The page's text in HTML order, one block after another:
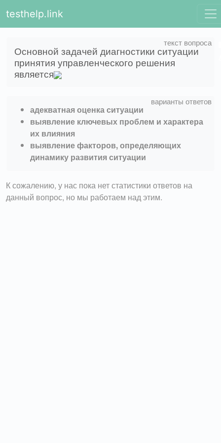
testhelp.link
Основной задачей диагностики ситуации
принятия управленческого решения
является
адекватная оценка ситуации
выявление ключевых проблем и характера
их влияния
выявление факторов, определяющих
динамику развития ситуации
К сожалению, у нас пока нет статистики ответов на
данный вопрос, но мы работаем над этим.